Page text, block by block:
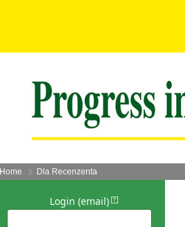
Home Dla Recenzenta
Login (email)